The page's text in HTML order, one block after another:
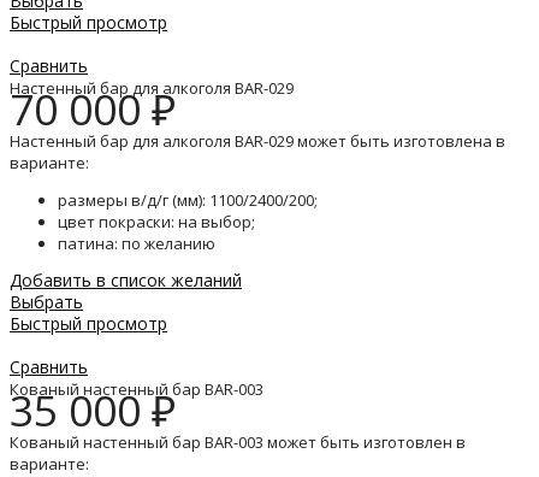
Быстрый просмотр
Сравнить
Настенный бар для алкоголя BAR-029
70 000₽
Настенный бар для алкоголя BAR-029 может быть изготовлена в
варианте:
размеры в/д/г (мм): 1100/2400/200;
цвет покраски: на выбор;
патина: по желанию
Добавить в список желаний
Выбрать
Быстрый просмотр
Сравнить
Кованый настенный бар BAR-003
35 000₽
Кованый настенный бар BAR-003 может быть изготовлен в
варианте: